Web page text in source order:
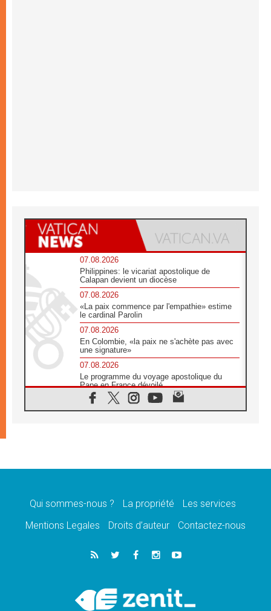
07.08.2026
Philippines: le vicariat apostolique de
Calapan devient un diocèse
07.08.2026
«La paix commence par l'empathie» estime
le cardinal Parolin
07.08.2026
En Colombie, «la paix ne s'achète pas avec
une signature»
07.08.2026
Le programme du voyage apostolique du
Pape en France dévoilé
07.08.2026
1ère Conférence continentale sur l'éducation
07.08.2026
07.08.2026
lancement des «dix jours de prière pour la
06.08.2026
Préparatifs des JMJ 2027 à Séoul: «c'est
Chrétiens et confucéens: respect et sagesse
pour relever les «défis urgents»
Qui sommes-nous ? La propriété
Les services
Mentions Legales
Droits d’auteur Contactez-nous